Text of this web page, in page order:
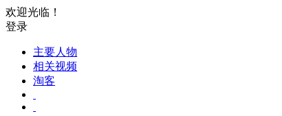
欢迎光临！
登录
主要人物
相关视频
淘客